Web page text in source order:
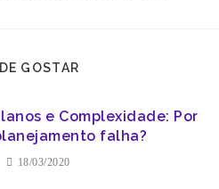
GOSTAR
e Complexidade: Por
falha?
18/03/2020